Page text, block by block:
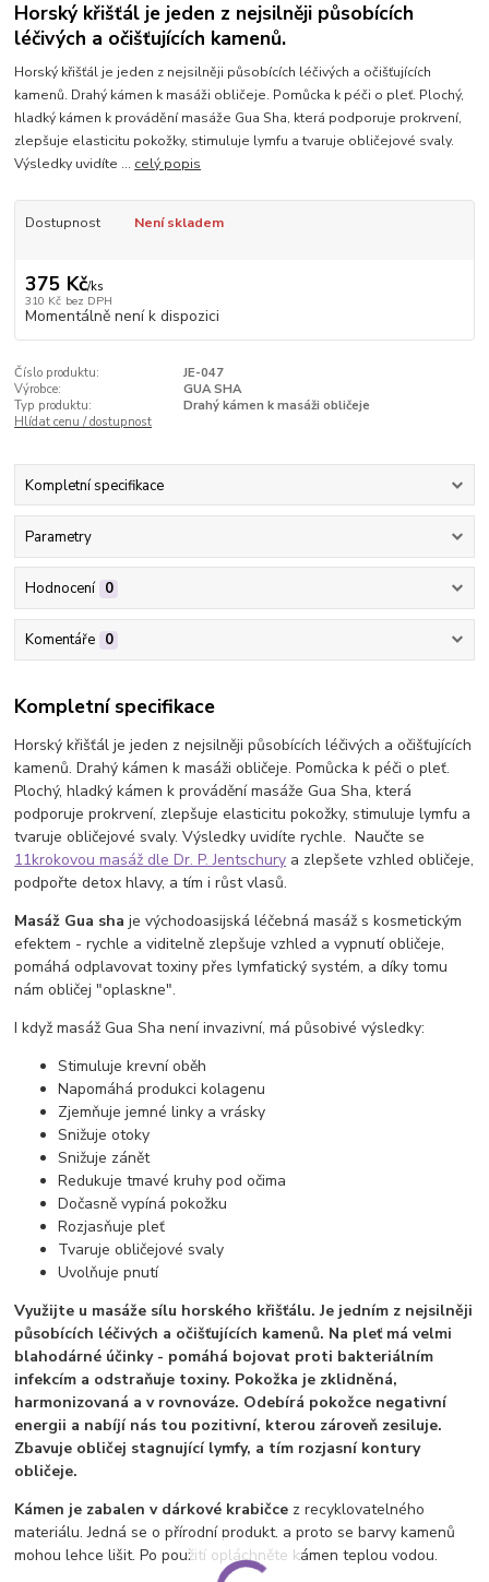
Horský křišťál je jeden z nejsilněji působících
léčivých a očišťujících kamenů.
Horský křišťál je jeden z nejsilněji působících léčivých a očišťujících
kamenů. Drahý kámen k masáži obličeje. Pomůcka k péči o pleť. Plochý,
hladký kámen k provádění masáže Gua Sha, která podporuje prokrvení,
zlepšuje elasticitu pokožky, stimuluje lymfu a tvaruje obličejové svaly.
Výsledky uvidíte ... celý popis
Dostupnost Není skladem
375 Kč/ks
310 Kč bez DPH
Momentálně není k dispozici
Číslo produktu:
JE-047
Výrobce:
GUA SHA
Typ produktu:
Drahý kámen k masáži obličeje
Hlídat cenu / dostupnost
Kompletní specifikace
Parametry
Hodnocení 0
Komentáře 0
Kompletní specifikace
Horský křišťál je jeden z nejsilněji působících léčivých a očišťujících
kamenů. Drahý kámen k masáži obličeje. Pomůcka k péči o pleť.
Plochý, hladký kámen k provádění masáže Gua Sha, která
podporuje prokrvení, zlepšuje elasticitu pokožky, stimuluje lymfu a
tvaruje obličejové svaly. Výsledky uvidíte rychle. Naučte se
11krokovou masáž dle Dr. P. Jentschury a zlepšete vzhled obličeje,
podpořte detox hlavy, a tím i růst vlasů.
Masáž Gua sha je východoasijská léčebná masáž s kosmetickým
efektem - rychle a viditelně zlepšuje vzhled a vypnutí obličeje,
pomáhá odplavovat toxiny přes lymfatický systém, a díky tomu
nám obličej "oplaskne".
I když masáž Gua Sha není invazivní, má působivé výsledky:
Stimuluje krevní oběh
Napomáhá produkci kolagenu
Zjemňuje jemné linky a vrásky
Snižuje otoky
Snižuje zánět
Redukuje tmavé kruhy pod očima
Dočasně vypíná pokožku
Rozjasňuje pleť
Tvaruje obličejové svaly
Uvolňuje pnutí
Využijte u masáže sílu horského křišťálu. Je jedním z nejsilněji
působících léčivých a očišťujících kamenů. Na pleť má velmi
blahodárné účinky - pomáhá bojovat proti bakteriálním
infekcím a odstraňuje toxiny. Pokožka je zklidněná,
harmonizovaná a v rovnováze. Odebírá pokožce negativní
energii a nabíjí nás tou pozitivní, kterou zároveň zesiluje.
Zbavuje obličej stagnující lymfy, a tím rozjasní kontury
obličeje.
Kámen je zabalen v dárkové krabičce z recyklovatelného
materiálu. Jedná se o přírodní produkt, a proto se barvy kamenů
mohou lehce lišit. Po použití opláchněte kámen teplou vodou.